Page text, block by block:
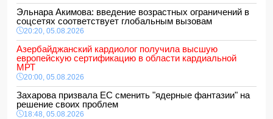
Эльнара Акимова: введение возрастных ограничений в
соцсетях соответствует глобальным вызовам
20:20, 05.08.2026
Азербайджанский кардиолог получила высшую
европейскую сертификацию в области кардиальной
МРТ
20:00, 05.08.2026
Захарова призвала ЕС сменить "ядерные фантазии" на
решение своих проблем
18:48, 05.08.2026